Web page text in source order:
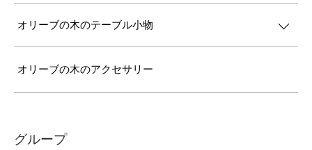
オリーブの木のテーブル小物
オリーブの木のアクセサリー
グループ